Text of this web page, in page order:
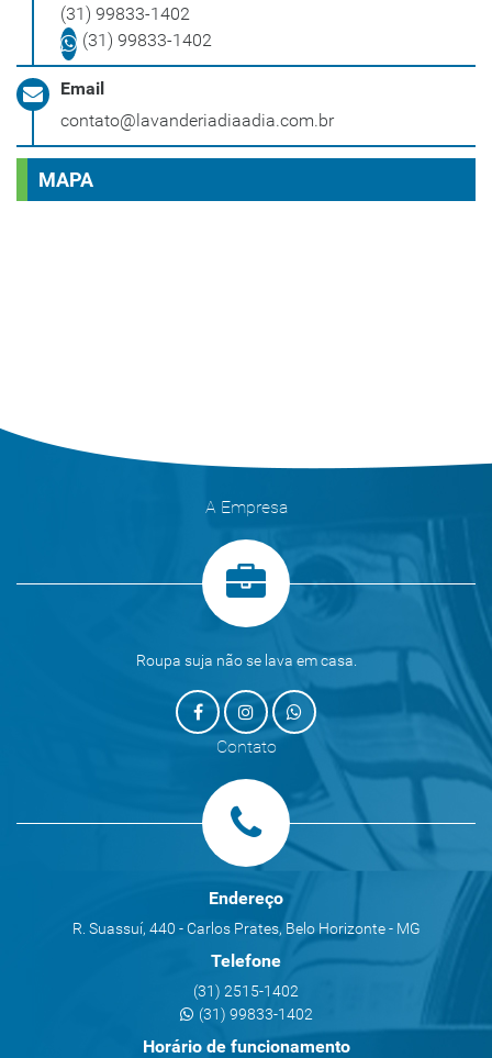
(31) 99833-1402
(31) 99833-1402
Email
contato@lavanderiadiaadia.com.br
MAPA
A Empresa
Roupa suja não se lava em casa.
Contato
Endereço
R. Suassuí, 440 - Carlos Prates, Belo Horizonte - MG
Telefone
(31) 2515-1402
(31) 99833-1402
Horário de funcionamento